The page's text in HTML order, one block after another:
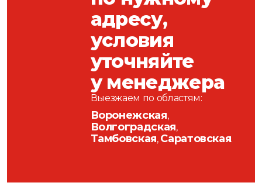
адресу,
условия
уточняйте
у менеджера
Выезжаем по областям:
Воронежская,
Волгоградская,
Тамбовская, Саратовская.